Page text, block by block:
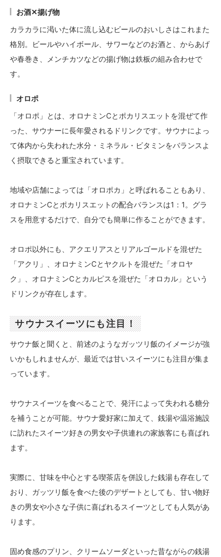
お酒✕揚げ物
カラカラに渇いた体に流し込むビールのおいしさはこれまた
格別。ビールやハイボール、サワーなどのお酒と、からあげ
や春巻き、メンチカツなどの揚げ物は鉄板の組み合わせで
す。
オロポ
「オロポ」とは、オロナミンCとポカリスエットを混ぜて作
った、サウナーに長年愛されるドリンクです。サウナによっ
て体内から失われた水分・ミネラル・ビタミンをバランスよ
く摂取できると重宝されています。
地域や店舗によっては「オロポカ」と呼ばれることもあり、
オロナミンCとポカリスエットの配合バランスは1：1。グラ
スを用意するだけで、自分でも簡単に作ることができます。
オロポ以外にも、アクエリアスとリアルゴールドを混ぜた
「アクリ」、オロナミンCとヤクルトを混ぜた「オロヤ
ク」、オロナミンCとカルピスを混ぜた「オロカル」という
ドリンクが存在します。
サウナスイーツにも注目！
サウナ飯と聞くと、前述のようなガッツリ飯のイメージが強
いかもしれませんが、最近では甘いスイーツにも注目が集ま
っています。
サウナスイーツを食べることで、発汗によって失われる糖分
を補うことが可能。サウナ愛好家に加えて、銭湯や温浴施設
に訪れたスイーツ好きの男女や子供連れの家族客にも喜ばれ
ます。
実際に、甘味を中心とする喫茶店を併設した銭湯も存在して
おり、ガッツリ飯を食べた後のデザートとしても、甘い物好
きの男女や小さな子供に喜ばれるスイーツとしても人気があ
ります。
固め食感のプリン、クリームソーダといった昔ながらの銭湯